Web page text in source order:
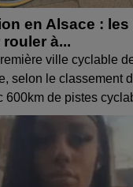
en Alsace : les
à...
ville cyclable
selon le classement
600km de pistes